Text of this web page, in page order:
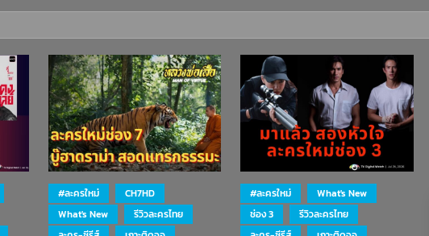
#ละครใหม่
CH7HD
What's New
รีวิวละครไทย
#ละครใหม่
What's New
ช่อง 3
รีวิวละครไทย